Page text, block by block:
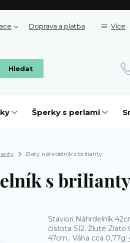
Doprava a platba Více
Hledat
Šperky s perlami
Zlatý náhrdelník s brilianty
s
Staviori Náhrdelník
čistota SI2. Žluté Zlato
47cm.. Váha cca 0,77g.